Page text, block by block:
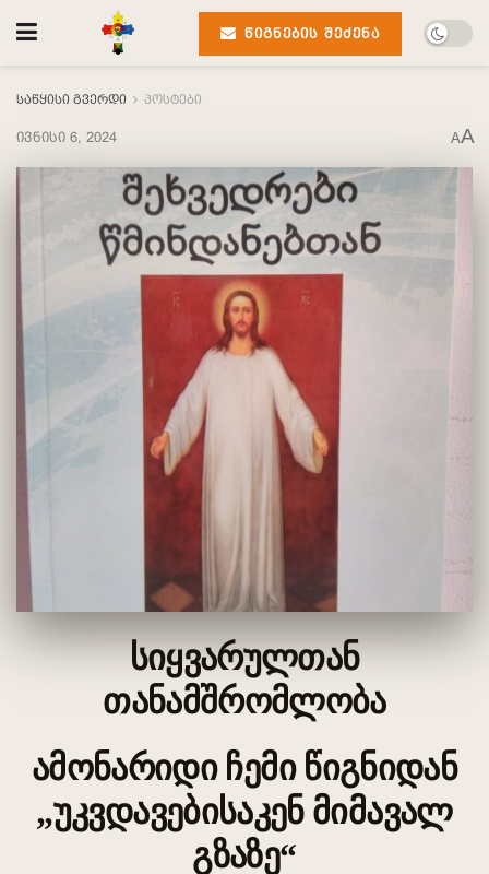
ᲬᲘᲒᲜᲔᲑᲘᲡ ᲨᲔᲫᲔᲜᲐ
საწყისი გვერდი პოსტები
ივნისი 6, 2024 AA
სიყვარულთან
თანამშრომლობა
ამონარიდი ჩემი წიგნიდან
„უკვდავებისაკენ მიმავალ
გზაზე“